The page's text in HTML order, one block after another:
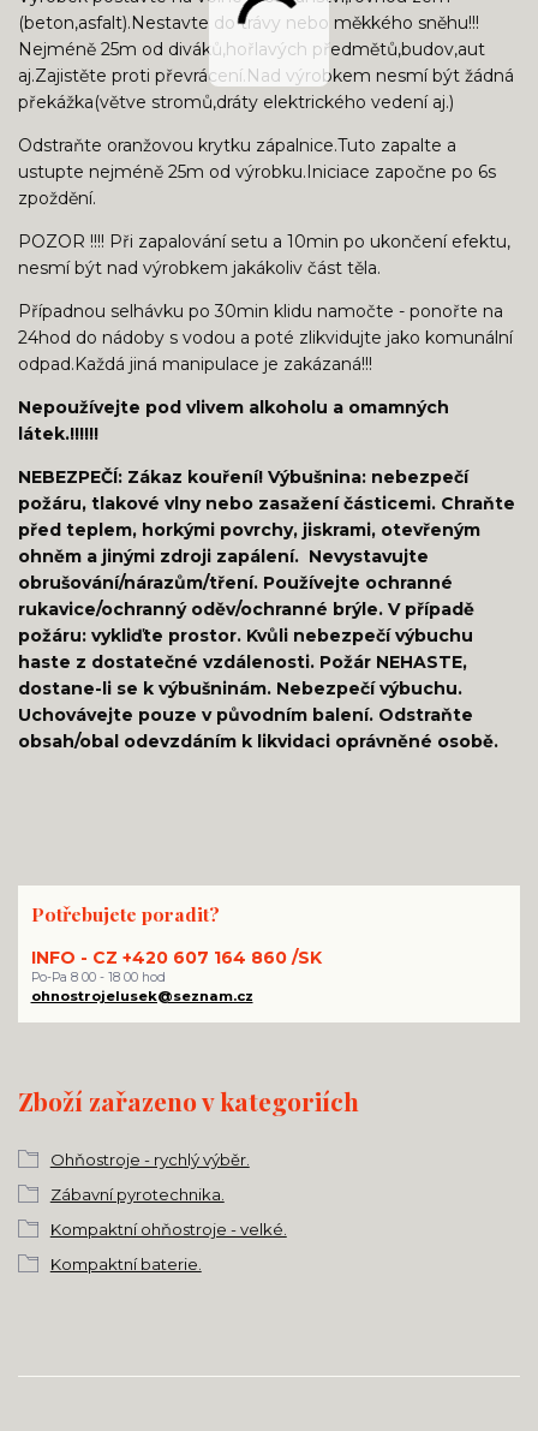
(beton,asfalt).Nestavte do trávy nebo měkkého sněhu!!!
Nejméně 25m od diváků,hořlavých předmětů,budov,aut
aj.Zajistěte proti převrácení.Nad výrobkem nesmí být žádná
překážka(větve stromů,dráty elektrického vedení aj.)
Odstraňte oranžovou krytku zápalnice.Tuto zapalte a
ustupte nejméně 25m od výrobku.Iniciace započne po 6s
zpoždění.
POZOR !!!! Při zapalování setu a 10min po ukončení efektu,
nesmí být nad výrobkem jakákoliv část těla.
Případnou selhávku po 30min klidu namočte - ponořte na
24hod do nádoby s vodou a poté zlikvidujte jako komunální
odpad.Každá jiná manipulace je zakázaná!!!
Nepoužívejte pod vlivem alkoholu a omamných
látek.!!!!!!
NEBEZPEČÍ: Zákaz kouření! Výbušnina: nebezpečí
požáru, tlakové vlny nebo zasažení částicemi. Chraňte
před teplem, horkými povrchy, jiskrami, otevřeným
ohněm a jinými zdroji zapálení. Nevystavujte
obrušování/nárazům/tření. Používejte ochranné
rukavice/ochranný oděv/ochranné brýle. V případě
požáru: vykliďte prostor. Kvůli nebezpečí výbuchu
haste z dostatečné vzdálenosti. Požár NEHASTE,
dostane-li se k výbušninám. Nebezpečí výbuchu.
Uchovávejte pouze v původním balení. Odstraňte
obsah/obal odevzdáním k likvidaci oprávněné osobě.
Zboží zařazeno v kategoriích
Ohňostroje - rychlý výběr.
Zábavní pyrotechnika.
Kompaktní ohňostroje - velké.
Kompaktní baterie.
Potřebujete poradit?
INFO - CZ +420 607 164 860 /SK
Po-Pa 8 00 - 18 00 hod
ohnostrojelusek@seznam.cz